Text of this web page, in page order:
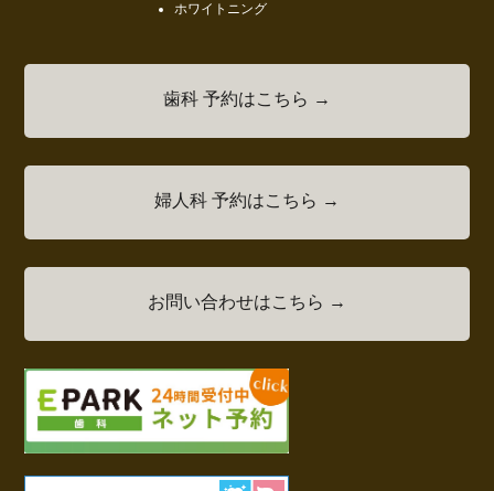
ホワイトニング
歯科 予約はこちら →
婦人科 予約はこちら →
お問い合わせはこちら →